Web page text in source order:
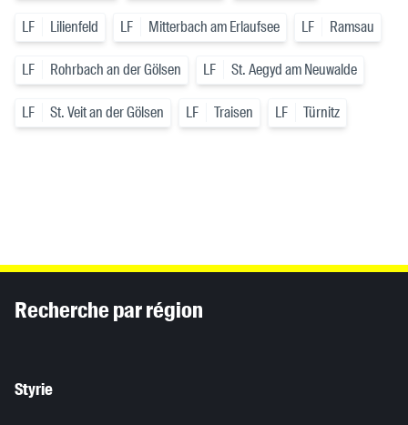
LF Lilienfeld LF Mitterbach am Erlaufsee LF Ramsau
LF Rohrbach an der Gölsen LF St. Aegyd am Neuwalde
LF St. Veit an der Gölsen LF Traisen LF Türnitz
Recherche par région
Styrie